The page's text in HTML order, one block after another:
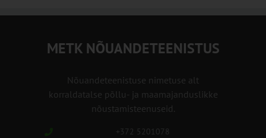
METK NÕUANDETEENISTUS
Nõuandeteenistuse nimetuse alt
korraldatalse põllu- ja maamajanduslikke
nõustamisteenuseid.
+372 5201078